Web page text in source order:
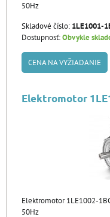
50Hz
Skladové číslo: 1LE1001-
Dostupnosť:Obvykle
CENA NA VYŽIADANIE
Elektromotor
Elektromotor 1LE1002-
50Hz